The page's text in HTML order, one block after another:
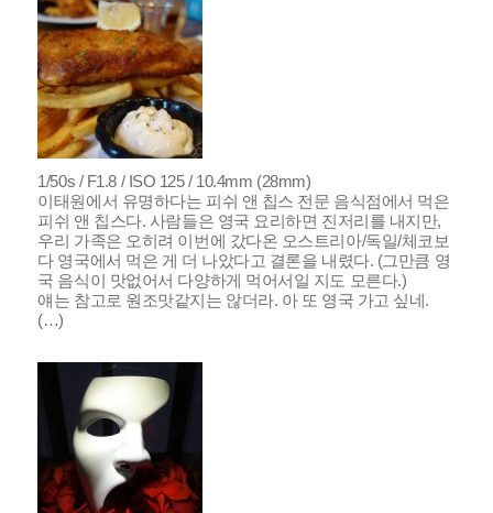
1/50s / F1.8 / ISO 125 / 10.4mm (28mm)
이태원에서 유명하다는 피쉬 앤 칩스 전문 음식점에서 먹은
피쉬 앤 칩스다. 사람들은 영국 요리하면 진저리를 내지만,
우리 가족은 오히려 이번에 갔다온 오스트리아/독일/체코보
다 영국에서 먹은 게 더 나았다고 결론을 내렸다. (그만큼 영
국 음식이 맛없어서 다양하게 먹어서일 지도 모른다.)
얘는 참고로 원조맛같지는 않더라. 아 또 영국 가고 싶네.
(…)